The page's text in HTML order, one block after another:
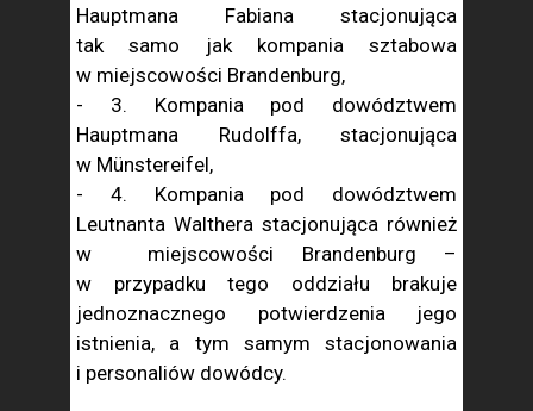
Hauptmana Fabiana stacjonująca
tak samo jak kompania sztabowa
w miejscowości Brandenburg,
- 3. Kompania pod dowództwem
Hauptmana Rudolffa, stacjonująca
w Münstereifel,
- 4. Kompania pod dowództwem
Leutnanta Walthera stacjonująca również
w miejscowości Brandenburg –
w przypadku tego oddziału brakuje
jednoznacznego potwierdzenia jego
istnienia, a tym samym stacjonowania
i personaliów dowódcy.